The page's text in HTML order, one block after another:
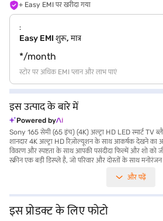
+ Easy EMI पर खरीदा गया
:
Easy EMI शुरू, मात्र
*/month
स्टोर पर अधिक EMI प्लान और लाभ पाएं
इस उत्पाद के बारे में
Powered by
Sony 165 सेमी (65 इंच) (4K) अल्ट्रा HD LED स्मार्ट
शानदार 4K अल्ट्रा HD रिज़ोल्यूशन के साथ आकर्षक देखने का
विवरण और स्पष्टता के साथ आपकी पसंदीदा फिल्में और शो को
स्क्रीन एक बड़ी डिस्प्ले है, जो परिवार और दोस्तों के साथ
करता है और शानदार विजुअल एक्सपीरियंस प्रदान करता है. एक
टेक्नोलॉजी के साथ, यह TV किसी भी व्यूइंग पोजीशन से निरंतर
Android स्मार्ट TV प्लेटफॉर्म स्ट्रीमिंग सेवाओं और ऐप की
है. जो लोग जीवंत विजुअल्स और स्मार्ट फंक्शनलिटी के साथ
और पढ़ें
इस प्रोडक्ट के लिए फोटो